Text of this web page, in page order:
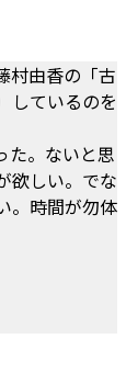
村由香の「古
しているのを
た。ないと思
欲しい。でな
。時間が勿体